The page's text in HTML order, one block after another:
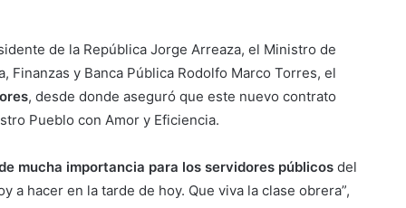
de la República Jorge Arreaza, el Ministro de
Finanzas y Banca Pública Rodolfo Marco Torres, el
, desde donde aseguró que este nuevo contrato
Pueblo con Amor y Eficiencia.
mucha importancia para los servidores públicos del
a hacer en la tarde de hoy. Que viva la clase obrera”,